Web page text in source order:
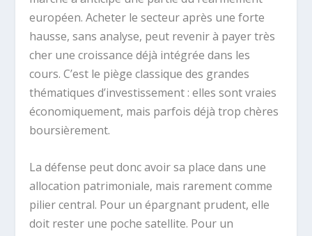
européen. Acheter le secteur après une forte
hausse, sans analyse, peut revenir à payer très
cher une croissance déjà intégrée dans les
cours. C’est le piège classique des grandes
thématiques d’investissement : elles sont vraies
économiquement, mais parfois déjà trop chères
boursièrement.
La défense peut donc avoir sa place dans une
allocation patrimoniale, mais rarement comme
pilier central. Pour un épargnant prudent, elle
doit rester une poche satellite. Pour un